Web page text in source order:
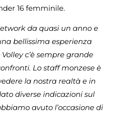
16 femminile.
da quasi un anno e
bellissima esperienza
c’è sempre grande
Lo staff monzese è
la nostra realtà e in
diverse indicazioni sul
avuto l’occasione di